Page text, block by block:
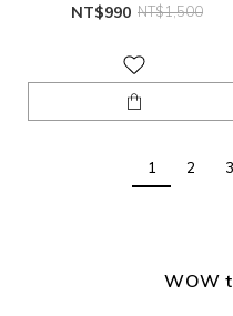
NT$990 NT$1,500
1 2 3
WOW